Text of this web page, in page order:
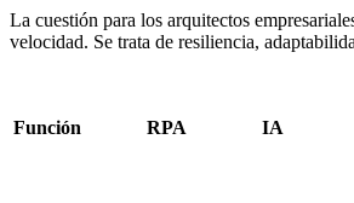
La cuestión para los arquitectos
velocidad. Se trata de resiliencia,
Función RPA IA